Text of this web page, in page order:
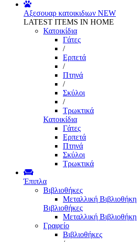
Αξεσουαρ κατοικιδιων NEW
LATEST ITEMS IN HOME
Κατοικίδια
Γάτες
/
Ερπετά
/
Πτηνά
/
Σκύλοι
/
Τρωκτικά
Κατοικίδια
Γάτες
Ερπετά
Πτηνά
Σκύλοι
Τρωκτικά
Έπιπλα
Βιβλιοθήκες
Μεταλλική Βιβλιοθήκη
Βιβλιοθήκες
Μεταλλική Βιβλιοθήκη
Γραφείο
Βιβλιοθήκες